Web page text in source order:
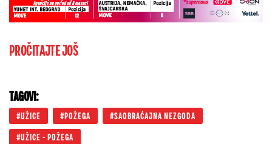
PROČITAJTE JOŠ
TAGOVI:
UŽICE POŽEGA SAOBRAĆAJNA NEZGODA
UŽICE - POŽEGA